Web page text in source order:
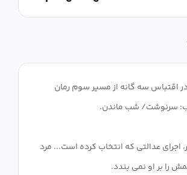
اقتباس سه گانه از مسیر سوم رمان
اجرای عدالتی که انتخاب کرده است... مرد